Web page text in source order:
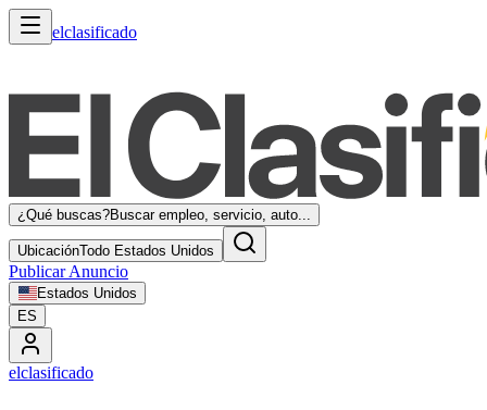
elclasificado
¿Qué buscas?Buscar empleo, servicio, auto...
UbicaciónTodo Estados Unidos
Publicar Anuncio
Estados Unidos
ES
elclasificado